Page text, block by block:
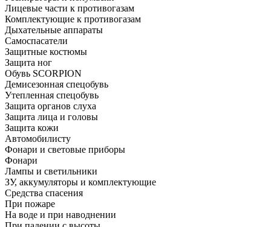
Лицевые части к противогазам
Комплектующие к противогазам
Дыхательные аппараты
Самоспасатели
Защитные костюмы
Защита ног
Обувь SCORPION
Демисезонная спецобувь
Утепленная спецобувь
Защита органов слуха
Защита лица и головы
Защита кожи
Автомобилисту
Фонари и световые приборы
Фонари
Лампы и светильники
ЗУ, аккумуляторы и комплектующие
Средства спасения
При пожаре
На воде и при наводнении